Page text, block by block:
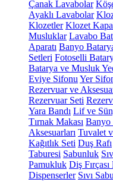
Çanak Lavabolar
Ayaklı Lavabolar
Klozetler Klozet
Musluklar Lavabo
Aparatı Banyo
Setleri Fotoselli
Batarya ve Musluk
Eviye Sifonu Yer
Rezervuar ve
Rezervuar Seti
Yara Bandı Lif ve
Tırnak Makası Banyo
Aksesuarları Tuvalet
Kağıtlık Seti Duş Rafı
Taburesi Sabunluk
Pamukluk Diş
Dispenserler Sıvı